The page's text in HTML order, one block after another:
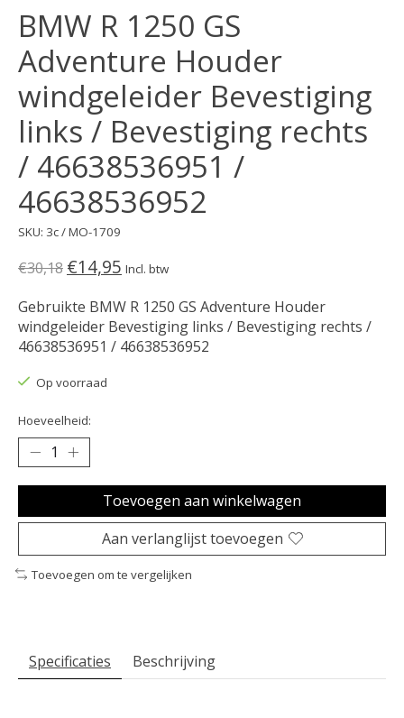
BMW R 1250 GS
Adventure Houder
windgeleider Bevestiging
links / Bevestiging rechts
/ 46638536951 /
46638536952
SKU: 3c / MO-1709
€30,18 €14,95 Incl. btw
Gebruikte BMW R 1250 GS Adventure Houder
windgeleider Bevestiging links / Bevestiging rechts /
46638536951 / 46638536952
Op voorraad
Hoeveelheid:
Toevoegen aan winkelwagen
Aan verlanglijst toevoegen
Toevoegen om te vergelijken
Specificaties Beschrijving